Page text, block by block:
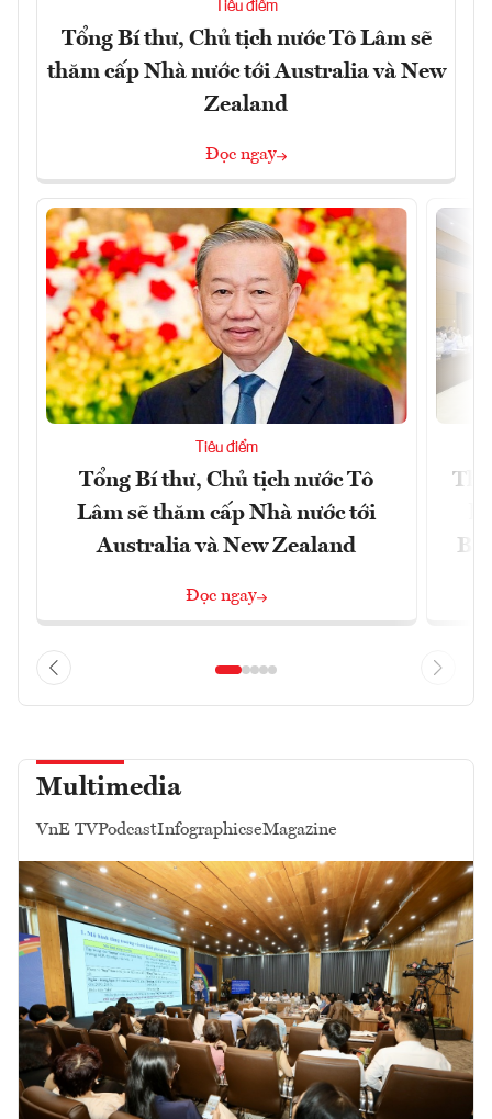
Tiêu điểm
Tổng Bí thư, Chủ tịch nước Tô Lâm sẽ
thăm cấp Nhà nước tới Australia và New
Zealand
Đọc ngay
Tiêu điểm
Tổng Bí thư, Chủ tịch nước Tô
Lâm sẽ thăm cấp Nhà nước tới
Australia và New Zealand
Đọc ngay
Multimedia
VnE TVPodcastInfographicseMagazine